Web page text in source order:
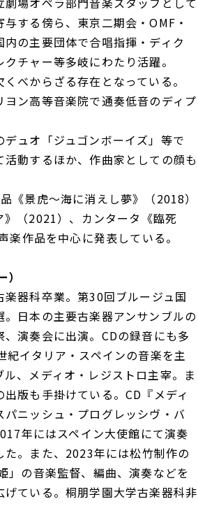
する傍ら、東京二期会・OMF・
の主要団体で合唱指揮・ディク
チャー等多岐にわたり活躍。
べからざる存在となっている。
ヨン高等音楽院で通奏低音のディプ
ュオ「ジュゴンボーイズ」等で
動するほか、作曲家としての顔も
《景虎～海に消えし夢》（2018）
》（2021）、カンタータ《臨死
楽作品を中心に発表している。
器科卒業。第30回ブルージュ国
日本の主要古楽器アンサンブルの
演奏会に出演。CDの録音にも多
紀イタリア・スペインの音楽を主
、メディオ・レジストロ主宰。ま
版も手掛けている。CD『メディ
ニッシュ・プログレッシヴ・バ
年にはスペイン大使館にて演奏
た。また、2023年には松竹制作の
」の音楽監督、編曲、演奏などを
げている。桐朋学園大学古楽器科非